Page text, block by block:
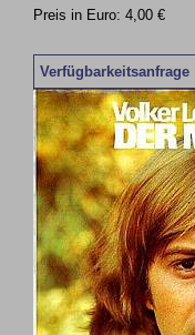
Preis in Euro: 4,00 €
Verfügbarkeitsanfrage